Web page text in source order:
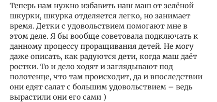
Теперь нам нужно избавить наш маш от зелёной
шкурки, шкурка отделяется легко, но занимает
время. Детки с удовольствием помогают мне в
этом деле. Я бы вообще советовала подключать к
данному процессу проращивания детей. Не могу
даже описать, как радуются дети, когда маш даёт
ростки. То и дело ходят и заглядывают под
полотенце, что там происходит, да и впоследствии
они едят салат с большим удовольствием – ведь
вырастили они его сами )